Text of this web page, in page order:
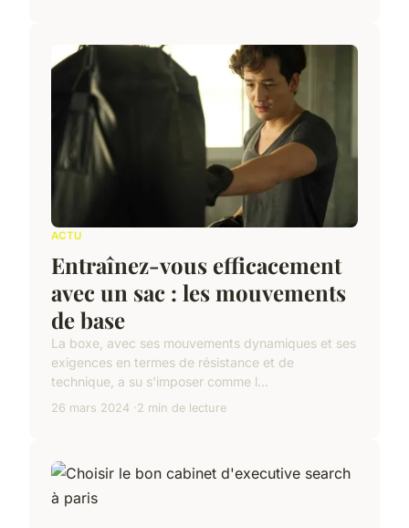
ACTU
Entraînez-vous efficacement
avec un sac : les mouvements
de base
La boxe, avec ses mouvements dynamiques et ses
exigences en termes de résistance et de
technique, a su s'imposer comme l...
26 mars 2024 2 min de lecture